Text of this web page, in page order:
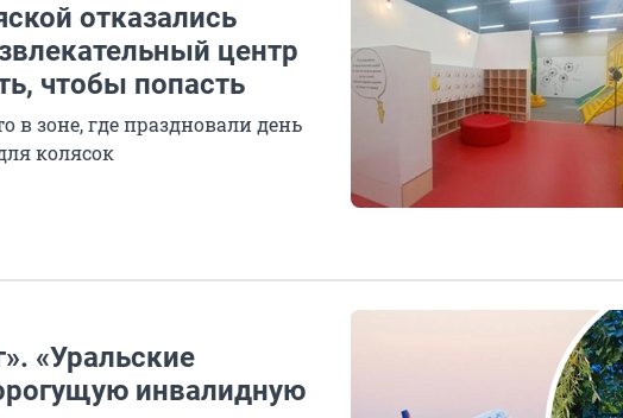
отказались
центр
чтобы попасть
зоне, где праздновали день
колясок
«Уральские
инвалидную